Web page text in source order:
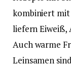
kombiniert mit
liefern Eiweiß,
Auch warme
Leinsamen